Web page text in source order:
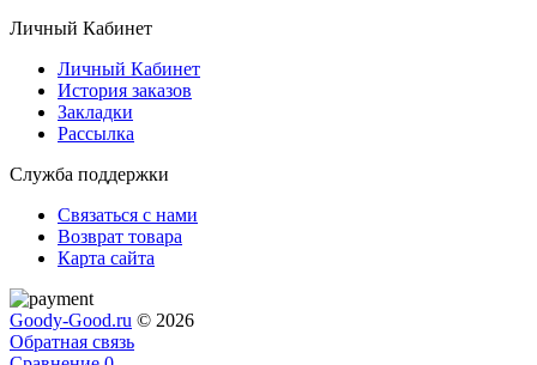
Личный Кабинет
Личный Кабинет
История заказов
Закладки
Рассылка
Служба поддержки
Связаться с нами
Возврат товара
Карта сайта
Goody-Good.ru © 2026
Обратная связь